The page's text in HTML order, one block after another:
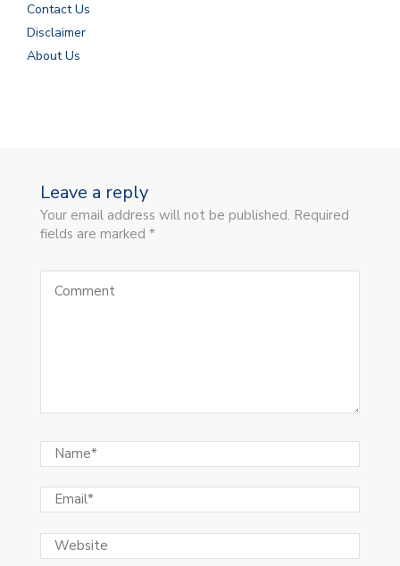
Contact Us
Disclaimer
About Us
Leave a reply
Your email address will not be published. Required
fields are marked *